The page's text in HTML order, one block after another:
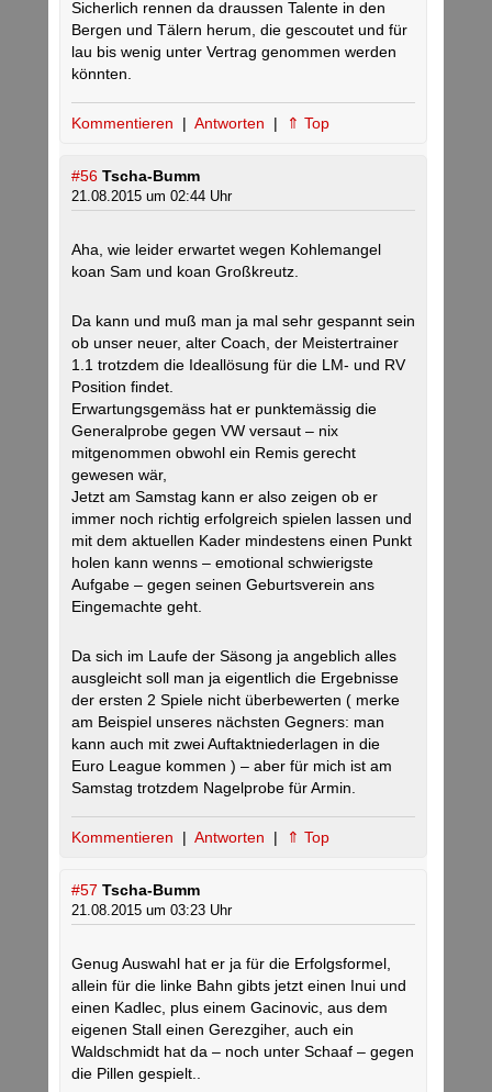
Sicherlich rennen da draussen Talente in den
Bergen und Tälern herum, die gescoutet und für
lau bis wenig unter Vertrag genommen werden
könnten.
Kommentieren | Antworten | ⇑ Top
#56 Tscha-Bumm
21.08.2015 um 02:44 Uhr
Aha, wie leider erwartet wegen Kohlemangel
koan Sam und koan Großkreutz.
Da kann und muß man ja mal sehr gespannt sein
ob unser neuer, alter Coach, der Meistertrainer
1.1 trotzdem die Ideallösung für die LM- und RV
Position findet.
Erwartungsgemäss hat er punktemässig die
Generalprobe gegen VW versaut – nix
mitgenommen obwohl ein Remis gerecht
gewesen wär,
Jetzt am Samstag kann er also zeigen ob er
immer noch richtig erfolgreich spielen lassen und
mit dem aktuellen Kader mindestens einen Punkt
holen kann wenns – emotional schwierigste
Aufgabe – gegen seinen Geburtsverein ans
Eingemachte geht.
Da sich im Laufe der Säsong ja angeblich alles
ausgleicht soll man ja eigentlich die Ergebnisse
der ersten 2 Spiele nicht überbewerten ( merke
am Beispiel unseres nächsten Gegners: man
kann auch mit zwei Auftaktniederlagen in die
Euro League kommen ) – aber für mich ist am
Samstag trotzdem Nagelprobe für Armin.
Kommentieren | Antworten | ⇑ Top
#57 Tscha-Bumm
21.08.2015 um 03:23 Uhr
Genug Auswahl hat er ja für die Erfolgsformel,
allein für die linke Bahn gibts jetzt einen Inui und
einen Kadlec, plus einem Gacinovic, aus dem
eigenen Stall einen Gerezgiher, auch ein
Waldschmidt hat da – noch unter Schaaf – gegen
die Pillen gespielt..